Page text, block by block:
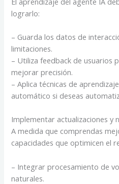
lograrlo:
– Guarda los datos de
limitaciones.
– Utiliza feedback de usuarios
mejorar precisión.
– Aplica técnicas de
automático si deseas
Implementar actualizaciones y
A medida que comprendas
capacidades que optimicen el
– Integrar procesamiento de
naturales.